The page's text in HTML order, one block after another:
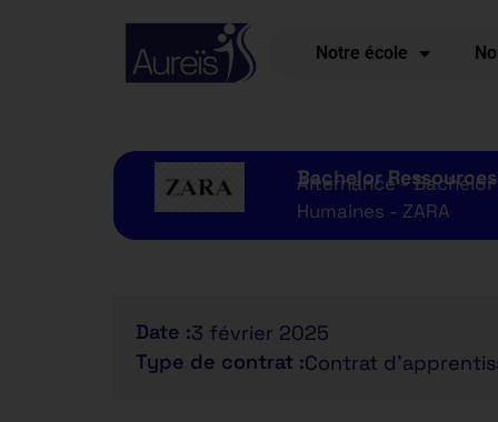
Notre école
Bachelor
Alternance -
Humaines - ZARA
Date :3 février 2025
Type de contrat :Contrat